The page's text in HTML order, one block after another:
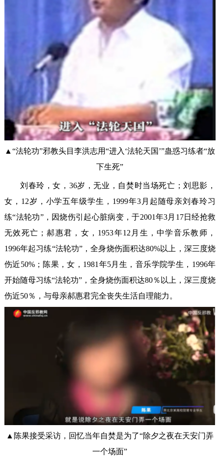
▲“法轮功”邪教头目李洪志用“进入‘法轮天国’”蛊惑习练者“放
下生死”
刘春玲，女，36岁，无业，自焚时当场死亡；刘思影，
女，12岁，小学五年级学生，1999年3月起随母亲刘春玲习
练“法轮功”，因烧伤引起心脏病变，于2001年3月17日经抢救
无效死亡；郝惠君，女，1953年12月生，中学音乐教师，
1996年起习练“法轮功”，全身烧伤面积达80%以上，深三度烧
伤近50%；陈果，女，1981年5月生，音乐学院学生，1996年
开始随母习练“法轮功”，全身烧伤面积达80％以上，深三度烧
伤近50％，与母亲郝惠君完全丧失生活自理能力。
▲陈果接受采访，回忆当年自焚是为了“除夕之夜在天安门弄
一个场面”